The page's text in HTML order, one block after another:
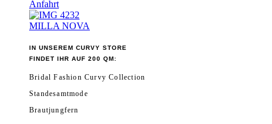
Anfahrt
MILLA NOVA
IN UNSEREM CURVY STORE
FINDET IHR AUF 200 QM:
Bridal Fashion Curvy Collection
Standesamtmode
Brautjungfern